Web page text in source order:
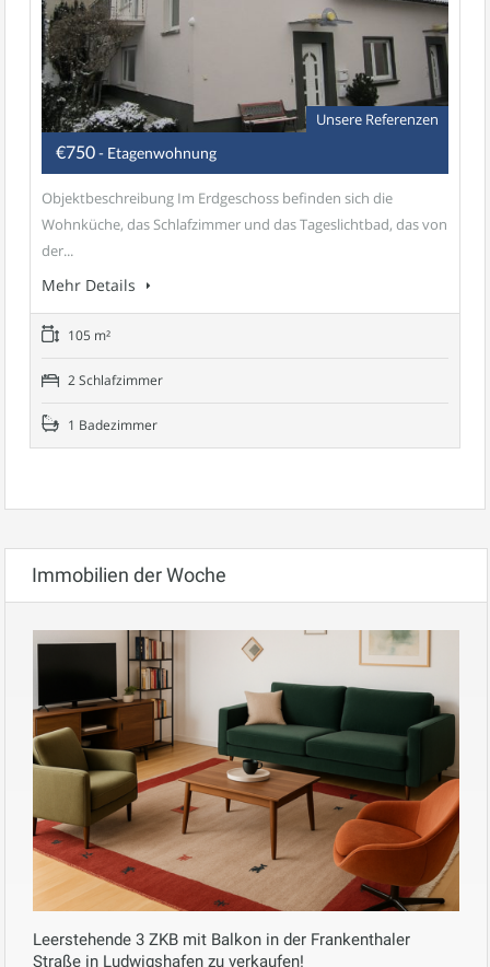
Unsere Referenzen
€750- Etagenwohnung
Objektbeschreibung Im Erdgeschoss befinden sich die
Wohnküche, das Schlafzimmer und das Tageslichtbad, das von
der...
Mehr Details
105 m²
2 Schlafzimmer
1 Badezimmer
Immobilien der Woche
Leerstehende 3 ZKB mit Balkon in der Frankenthaler
Straße in Ludwigshafen zu verkaufen!